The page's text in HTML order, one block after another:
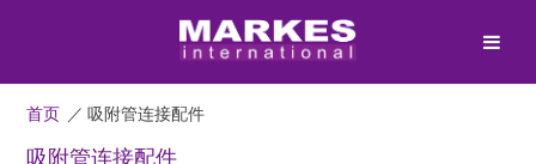
首页 ／ 吸附管连接配件
吸附管连接配件